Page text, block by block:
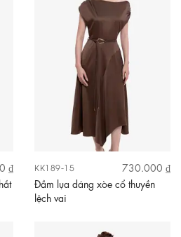
₫
KK189-15
730.000 ₫
Đầm lụa dáng xòe cổ thuyền
lệch vai